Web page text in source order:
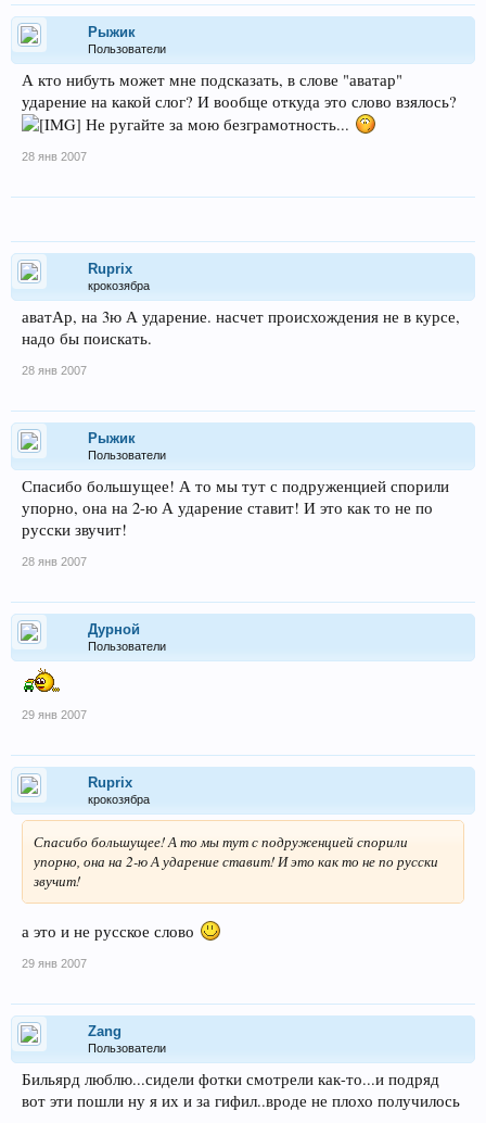
Рыжик
Пользователи
А кто нибуть может мне подсказать, в слове "аватар"
ударение на какой слог? И вообще откуда это слово взялось?
Не ругайте за мою безграмотность...
28 янв 2007
Ruprix
крокозябра
аватАр, на 3ю А ударение. насчет происхождения не в курсе,
надо бы поискать.
28 янв 2007
Рыжик
Пользователи
Спасибо большущее! А то мы тут с подруженцией спорили
упорно, она на 2-ю А ударение ставит! И это как то не по
русски звучит!
28 янв 2007
Дурной
Пользователи
29 янв 2007
Ruprix
крокозябра
Спасибо большущее! А то мы тут с подруженцией спорили
упорно, она на 2-ю А ударение ставит! И это как то не по русски
звучит!
а это и не русское слово
29 янв 2007
Zang
Пользователи
Бильярд люблю...сидели фотки смотрели как-то...и подряд
вот эти пошли ну я их и за гифил..вроде не плохо получилось